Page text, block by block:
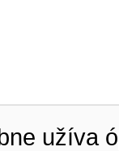
užíva